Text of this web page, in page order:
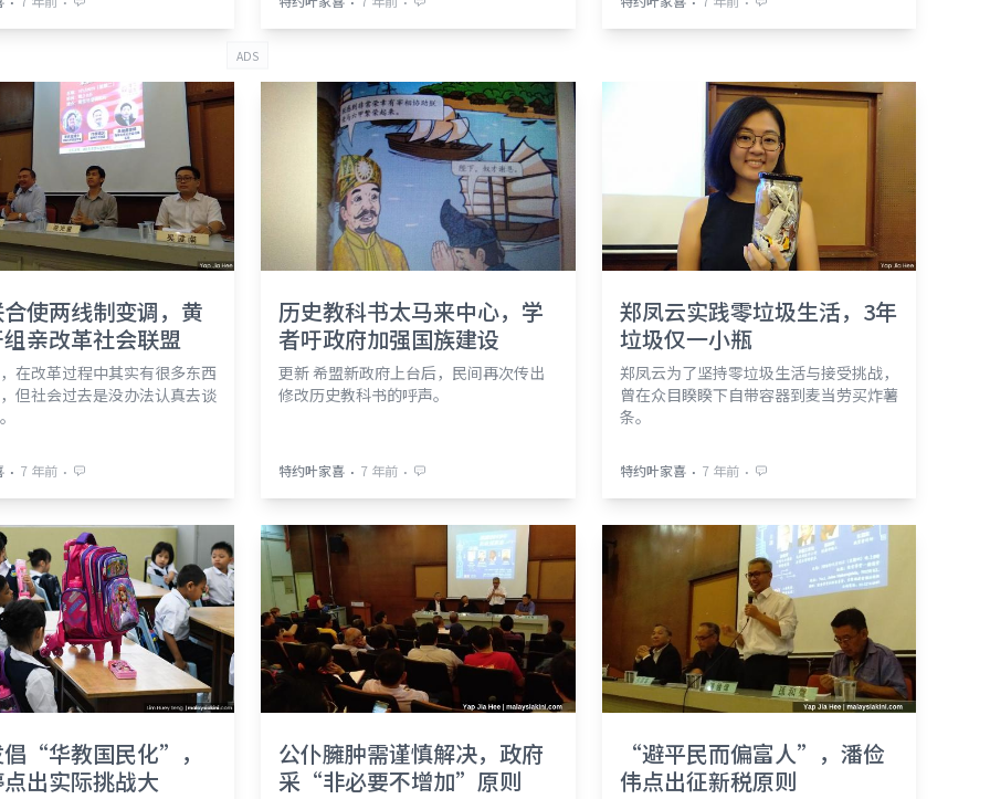
ADS
使两线制变调，黄
亲改革社会联盟
在改革过程中其实有很多东西
但社会过去是没办法认真去谈
⋅ 7 年前 ⋅
历史教科书太马来中心，学
者吁政府加强国族建设
更新 希盟新政府上台后，民间再次传出
修改历史教科书的呼声。
特约叶家喜 ⋅ 7 年前 ⋅
郑凤云实践零垃圾生活，3年
垃圾仅一小瓶
郑凤云为了坚持零垃圾生活与接受挑战，
曾在众目睽睽下自带容器到麦当劳买炸薯
条。
特约叶家喜 ⋅ 7 年前 ⋅
“华教国民化”，
出实际挑战大
公仆臃肿需谨慎解决，政府
采“非必要不增加”原则
“避平民而偏富人”，潘俭
伟点出征新税原则